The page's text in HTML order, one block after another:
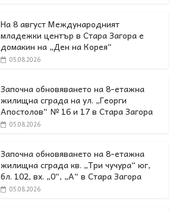
На 8 август Международният
младежки център в Стара Загора е
домакин на „Ден на Корея“
05.08.2026
Започна обновяването на 8-етажна
жилищна сграда на ул. „Георги
Апостолов“ № 16 и 17 в Стара Загора
05.08.2026
Започна обновяването на 8-етажна
жилищна сграда кв. „Три чучура“ юг,
бл. 102, вх. „0“, „А“ в Стара Загора
05.08.2026